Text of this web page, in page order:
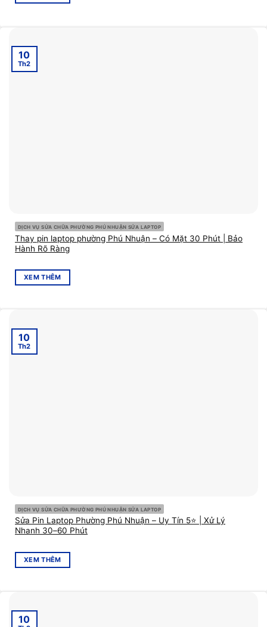
DỊCH VỤ SỬA CHỮA PHƯỜNG PHÚ NHUẬN SỬA LAPTOP
Thay pin laptop phường Phú Nhuận – Có Mặt 30 Phút | Bảo
Hành Rõ Ràng
XEM THÊM
10
Th2
DỊCH VỤ SỬA CHỮA PHƯỜNG PHÚ NHUẬN SỬA LAPTOP
Sửa Pin Laptop Phường Phú Nhuận – Uy Tín 5⭐ | Xử Lý
Nhanh 30–60 Phút
XEM THÊM
10
Th2
10